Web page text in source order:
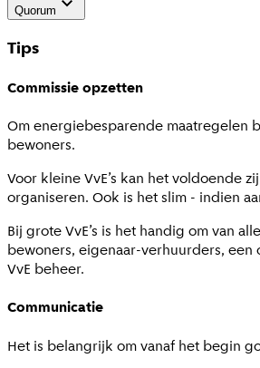
Quorum
Tips
Commissie opzetten
Om energiebesparende maatregelen
bewoners.
Voor kleine VvE’s kan het voldoende
organiseren. Ook is het slim - indien
Bij grote VvE’s is het handig om van
bewoners, eigenaar-verhuurders,
VvE beheer.
Communicatie
Het is belangrijk om vanaf het begin